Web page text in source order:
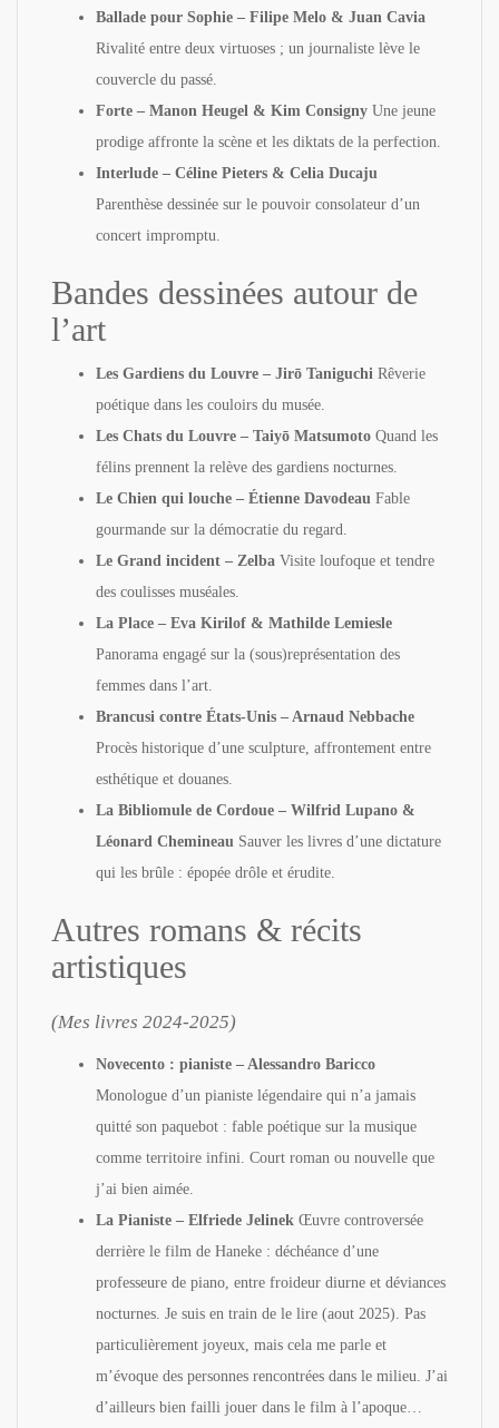
Ballade pour Sophie – Filipe Melo & Juan Cavia
Rivalité entre deux virtuoses ; un journaliste lève le
couvercle du passé.
Forte – Manon Heugel & Kim Consigny Une jeune
prodige affronte la scène et les diktats de la perfection.
Interlude – Céline Pieters & Celia Ducaju
Parenthèse dessinée sur le pouvoir consolateur d’un
concert impromptu.
Bandes dessinées autour de
l’art
Les Gardiens du Louvre – Jirō Taniguchi Rêverie
poétique dans les couloirs du musée.
Les Chats du Louvre – Taiyō Matsumoto Quand les
félins prennent la relève des gardiens nocturnes.
Le Chien qui louche – Étienne Davodeau Fable
gourmande sur la démocratie du regard.
Le Grand incident – Zelba Visite loufoque et tendre
des coulisses muséales.
La Place – Eva Kirilof & Mathilde Lemiesle
Panorama engagé sur la (sous)représentation des
femmes dans l’art.
Brancusi contre États-Unis – Arnaud Nebbache
Procès historique d’une sculpture, affrontement entre
esthétique et douanes.
La Bibliomule de Cordoue – Wilfrid Lupano &
Léonard Chemineau Sauver les livres d’une dictature
qui les brûle : épopée drôle et érudite.
Autres romans & récits
artistiques
(Mes livres 2024-2025)
Novecento : pianiste – Alessandro Baricco
Monologue d’un pianiste légendaire qui n’a jamais
quitté son paquebot : fable poétique sur la musique
comme territoire infini. Court roman ou nouvelle que
j’ai bien aimée.
La Pianiste – Elfriede Jelinek Œuvre controversée
derrière le film de Haneke : déchéance d’une
professeure de piano, entre froideur diurne et déviances
nocturnes. Je suis en train de le lire (aout 2025). Pas
particulièrement joyeux, mais cela me parle et
m’évoque des personnes rencontrées dans le milieu. J’ai
d’ailleurs bien failli jouer dans le film à l’apoque…